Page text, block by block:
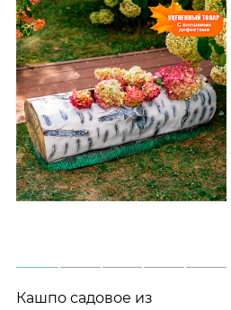
Кашпо садовое из